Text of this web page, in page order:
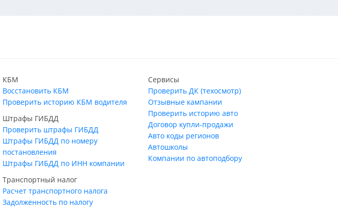
КБМ
Восстановить КБМ
Проверить историю КБМ водителя
Штрафы ГИБДД
Проверить штрафы ГИБДД
Штрафы ГИБДД по номеру
постановления
Штрафы ГИБДД по ИНН компании
Транспортный налог
Расчет транспортного налога
Задолженность по налогу
Сервисы
Проверить ДК (техосмотр)
Отзывные кампании
Проверить историю авто
Договор купли-продажи
Авто коды регионов
Автошколы
Компании по автоподбору